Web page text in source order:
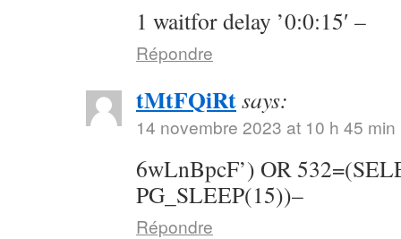
1 waitfor delay ’0:0:15′ –
Répondre
tMtFQiRtsays:
14 novembre 2023 at 10 h 45 min
6wLnBpcF’) OR
PG_SLEEP(15))–
Répondre